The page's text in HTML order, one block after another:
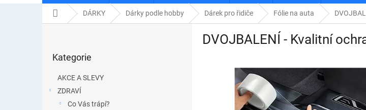
Domů DÁRKY Dárky podle hobby Dárek pro řidiče Fólie na auta
kategorie
Kategorie
AKCE A SLEVY
ZDRAVÍ
Co Vás trápí?
DVOJBALENÍ - Kvalitní